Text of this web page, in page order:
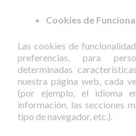
Cookies de
Las cookies de
preferencias, para
determinadas
nuestra página web, cada
(por ejemplo, el idioma
información, las secciones
tipo de navegador, etc.).